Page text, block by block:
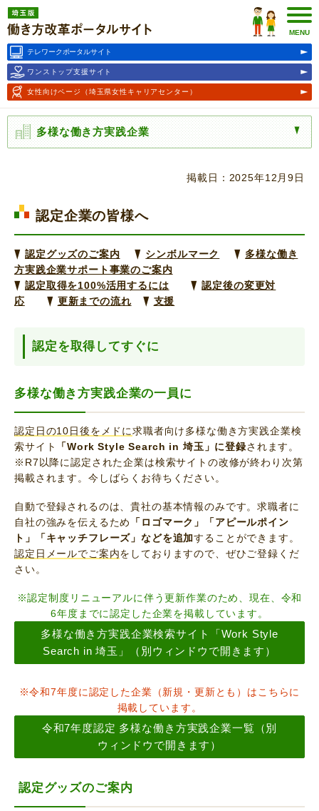
埼玉版働き方改革ポータルサ
イト
MENU
テレワークポータルサイト
ワンストップ支援サイト
女性向けページ （埼玉県女性キャリアセンター）
多様な働き方実践企業
掲載日：2025年12月9日
認定企業の皆様へ
認定グッズのご案内 シンボルマーク
多様な働き
方実践企業サポート事業のご案内
認定取得を100%活用するには
認定後の変更対
応
更新までの流れ 支援
認定を取得してすぐに
多様な働き方実践企業の一員に
認定日の10日後をメドに求職者向け多様な働き方実践企業検
索サイト
「Work Style Search in 埼玉」に登録されます。
※R7以降に認定された企業は検索サイトの改修が終わり次第
掲載されます。今しばらくお待ちください。
自動で登録されるのは、貴社の基本情報のみです。求職者に
自社の強みを伝えるため
「ロゴマーク」「アピールポイン
ト」「キャッチフレーズ」などを追加することができます。
認定日メールでご案内をしておりますので、ぜひご登録くだ
さい。
※認定制度リニューアルに伴う更新作業のため、現在、令和
6年度までに認定した企業を掲載しています。
多様な働き方実践企業検索サイト「Work Style
Search in 埼玉」（別ウィンドウで開きます）
※令和7年度に認定した企業（新規・更新とも）はこちらに
掲載しています。
令和7年度認定 多様な働き方実践企業一覧（別
ウィンドウで開きます）
認定グッズのご案内